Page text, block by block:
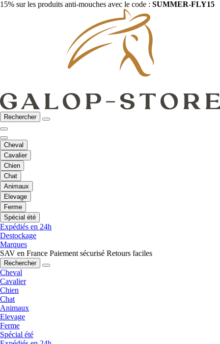
15% sur les produits anti-mouches avec le code : SUMMER-FLY15
Rechercher
Cheval
Cavalier
Chien
Chat
Animaux
Elevage
Ferme
Spécial été
Expédiés en 24h
Destockage
Marques
SAV en France Paiement sécurisé Retours faciles
Rechercher
Cheval
Cavalier
Chien
Chat
Animaux
Elevage
Ferme
Spécial été